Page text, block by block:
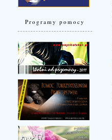
Programy pomocy